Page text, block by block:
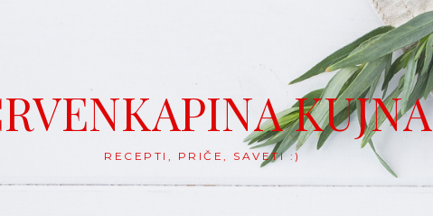
KUJNA
RECEPTI, PRIČE, SAVETI :)